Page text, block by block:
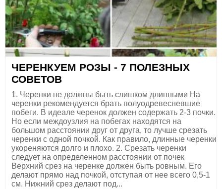
ЧЕРЕНКУЕМ РОЗЫ - 7 ПОЛЕЗНЫХ
СОВЕТОВ
1. Черенки не должны быть слишком длинными На
черенки рекомендуется брать полуодревесневшие
побеги. В идеале черенок должен содержать 2-3 почки.
Но если междоузлия на побегах находятся на
большом расстоянии друг от друга, то лучше срезать
черенки с одной почкой. Как правило, длинные черенки
укореняются долго и плохо. 2. Срезать черенки
следует на определенном расстоянии от почек
Верхний срез на черенке должен быть ровным. Его
делают прямо над почкой, отступая от нее всего 0,5-1
см. Нижний срез делают под...